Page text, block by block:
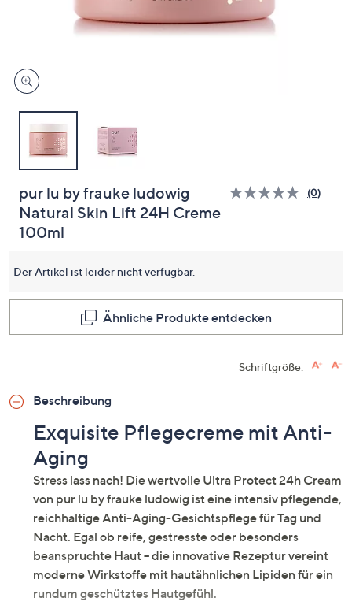
links
bzw.
diese
anzuzeigen.
pur lu by frauke ludowig
Natural Skin Lift 24H Creme
100ml
Bisher
Link
Seite.
(0)
Der Artikel ist leider nicht verfügbar.
Ähnliche Produkte entdecken
Schriftgröße:
Beschreibung
Exquisite Pflegecreme mit Anti-
Aging
Stress lass nach! Die wertvolle Ultra Protect 24h Cream
von pur lu by frauke ludowig ist eine intensiv pflegende,
reichhaltige Anti-Aging-Gesichtspflege für Tag und
Nacht. Egal ob reife, gestresste oder besonders
beanspruchte Haut – die innovative Rezeptur vereint
moderne Wirkstoffe mit hautähnlichen Lipiden für ein
rundum geschütztes Hautgefühl.